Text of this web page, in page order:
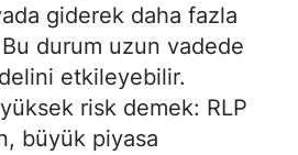
giderek daha fazla
durum uzun vadede
etkileyebilir.
risk demek: RLP
büyük piyasa